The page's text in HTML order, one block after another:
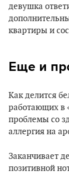
девушка
квартиры и
Еще и
Как делится
работающих в
проблемы со
аллергия на
Заканчивает
позитивной